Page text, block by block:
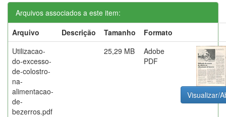
Arquivos associados a este item:
Arquivo
Descrição Tamanho
Formato
Utilizacao-
do-excesso-
de-colostro-
na-
alimentacao-
de-
bezerros.pdf
25,29 MB
Adobe
PDF
Visualizar/